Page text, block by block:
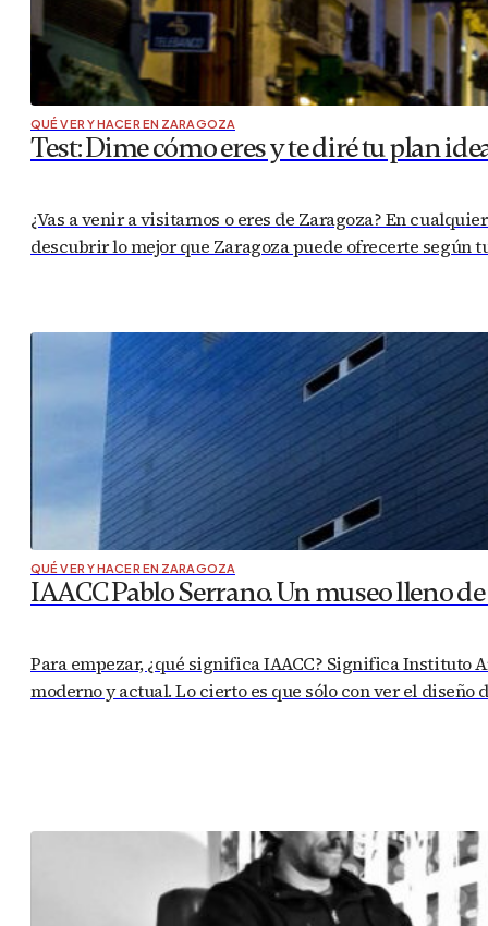
QUÉ VER Y HACER EN ZARAGOZA
Test: Dime cómo eres y te diré tu plan
¿Vas a venir a visitarnos o eres de Zaragoza? En
descubrir lo mejor que Zaragoza puede ofrecerte según
QUÉ VER Y HACER EN ZARAGOZA
IAACC Pablo Serrano. Un museo lleno
Para empezar, ¿qué significa IAACC? Significa Instituto
moderno y actual. Lo cierto es que sólo con ver el